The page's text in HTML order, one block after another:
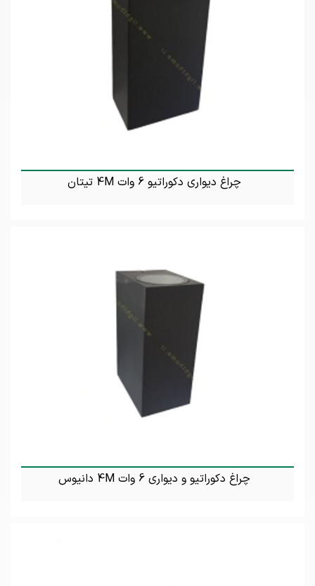
چراغ دیواری دکوراتیو 6 وات 4M تیتان
چراغ دکوراتیو و دیواری 6 وات 4M دانیوس